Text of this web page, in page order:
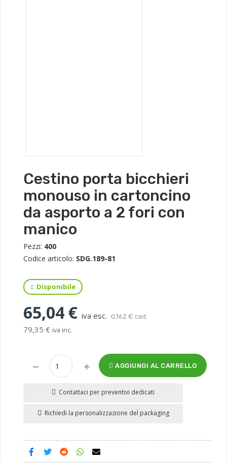
Cestino porta bicchieri
monouso in cartoncino
da asporto a 2 fori con
manico
Pezzi: 400
Codice articolo: SDG.189-81
Disponibile
65,04 € iva esc. 0,162 € cad.
79,35 € iva inc.
AGGIUNGI AL CARRELLO
Contattaci per preventivi dedicati
Richiedi la personalizzazione del packaging